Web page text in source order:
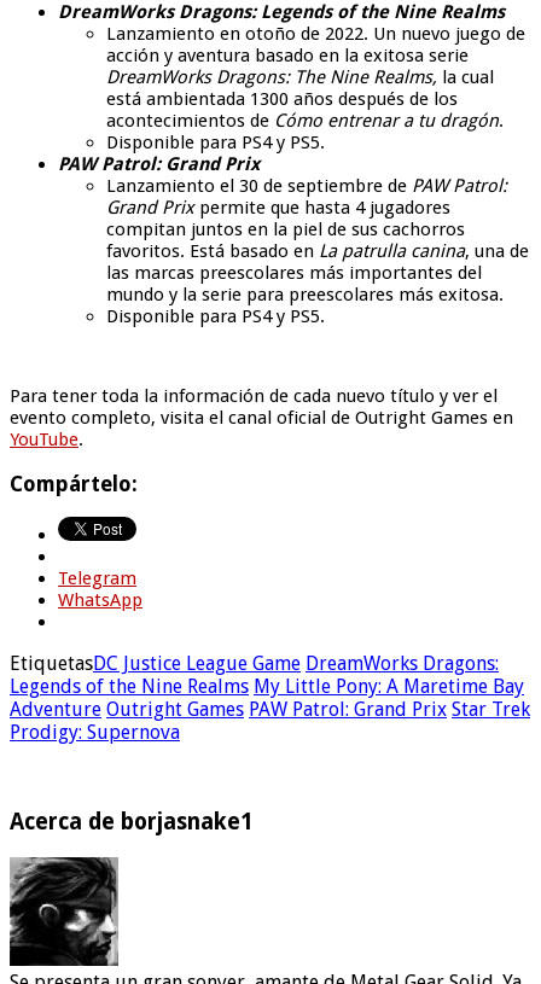
DreamWorks Dragons: Legends of the Nine Realms
Lanzamiento en otoño de 2022. Un nuevo juego de
acción y aventura basado en la exitosa serie
DreamWorks Dragons: The Nine Realms, la cual
está ambientada 1300 años después de los
acontecimientos de Cómo entrenar a tu dragón.
Disponible para PS4 y PS5.
PAW Patrol: Grand Prix
Lanzamiento el 30 de septiembre de PAW Patrol:
Grand Prix permite que hasta 4 jugadores
compitan juntos en la piel de sus cachorros
favoritos. Está basado en La patrulla canina, una de
las marcas preescolares más importantes del
mundo y la serie para preescolares más exitosa.
Disponible para PS4 y PS5.
Para tener toda la información de cada nuevo título y ver el
evento completo, visita el canal oficial de Outright Games en
YouTube.
Compártelo:
Telegram
WhatsApp
EtiquetasDC Justice League Game DreamWorks Dragons:
Legends of the Nine Realms My Little Pony: A Maretime Bay
Adventure Outright Games PAW Patrol: Grand Prix Star Trek
Prodigy: Supernova
Acerca de borjasnake1